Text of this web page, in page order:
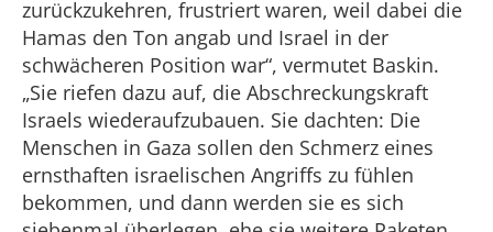
zurückzukehren, frustriert waren, weil dabei die
Hamas den Ton angab und Israel in der
schwächeren Position war“, vermutet Baskin.
„Sie riefen dazu auf, die Abschreckungskraft
Israels wiederaufzubauen. Sie dachten: Die
Menschen in Gaza sollen den Schmerz eines
ernsthaften israelischen Angriffs zu fühlen
bekommen, und dann werden sie es sich